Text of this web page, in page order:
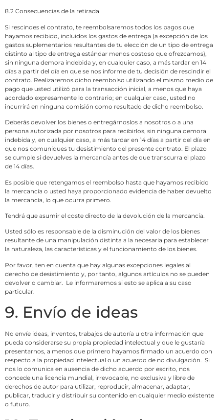
8.2 Consecuencias de la retirada
Si rescindes el contrato, te reembolsaremos todos los pagos que
hayamos recibido, incluidos los gastos de entrega (a excepción de los
gastos suplementarios resultantes de tu elección de un tipo de entrega
distinto al tipo de entrega estándar menos costoso que ofrezcamos),
sin ninguna demora indebida y, en cualquier caso, a más tardar en 14
días a partir del día en que se nos informe de tu decisión de rescindir el
contrato. Realizaremos dicho reembolso utilizando el mismo medio de
pago que usted utilizó para la transacción inicial, a menos que haya
acordado expresamente lo contrario; en cualquier caso, usted no
incurrirá en ninguna comisión como resultado de dicho reembolso.
Deberás devolver los bienes o entregárnoslos a nosotros o a una
persona autorizada por nosotros para recibirlos, sin ninguna demora
indebida y, en cualquier caso, a más tardar en 14 días a partir del día en
que nos comuniques tu desistimiento del presente contrato. El plazo
se cumple si devuelves la mercancía antes de que transcurra el plazo
de 14 días.
Es posible que retengamos el reembolso hasta que hayamos recibido
la mercancía o usted haya proporcionado evidencia de haber devuelto
la mercancía, lo que ocurra primero.
Tendrá que asumir el coste directo de la devolución de la mercancía.
Usted sólo es responsable de la disminución del valor de los bienes
resultante de una manipulación distinta a la necesaria para establecer
la naturaleza, las características y el funcionamiento de los bienes.
Por favor, ten en cuenta que hay algunas excepciones legales al
derecho de desistimiento y, por tanto, algunos artículos no se pueden
devolver o cambiar. Le informaremos si esto se aplica a su caso
particular.
9. Envío de ideas
No envíe ideas, inventos, trabajos de autoría u otra información que
pueda considerarse su propia propiedad intelectual y que le gustaría
presentarnos, a menos que primero hayamos firmado un acuerdo con
respecto a la propiedad intelectual o un acuerdo de no divulgación. Si
nos lo comunica en ausencia de dicho acuerdo por escrito, nos
concede una licencia mundial, irrevocable, no exclusiva y libre de
derechos de autor para utilizar, reproducir, almacenar, adaptar,
publicar, traducir y distribuir su contenido en cualquier medio existente
o futuro.